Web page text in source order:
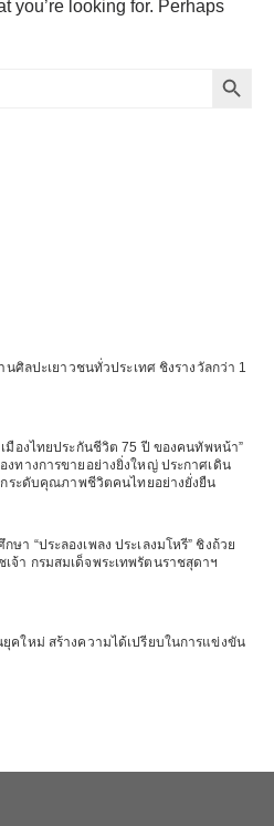
you’re looking for. Perhaps
นศิลปะเยาวชนทั่วประเทศ ชิงรางวัลกว่า 1
มืองไทยประกันชีวิต 75 ปี ของคนทัพหน้า”
ทางการขายอย่างยิ่งใหญ่ ประกาศเดิน
กระดับคุณภาพชีวิตคนไทยอย่างยั่งยืน
า “ประลองเพลง ประเลงมโหรี” ชิงถ้วย
จ้า กรมสมเด็จพระเทพรัตนราชสุดาฯ
ยุคใหม่ สร้างความได้เปรียบในการแข่งขัน